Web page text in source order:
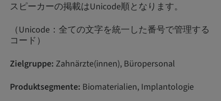
スピーカーの掲載はUnicode順となります。
（Unicode：全ての文字を統一した番号で管理する
コード）
Zielgruppe: Zahnärzte(innen), Büropersonal
Produktsegmente: Biomaterialien, Implantologie